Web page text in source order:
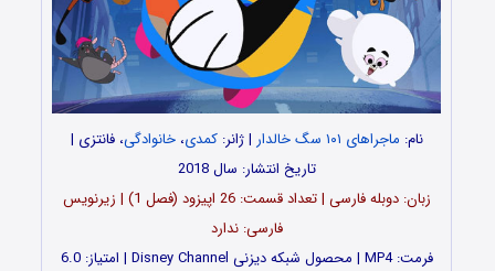
نام: ماجراهای ۱۰۱ سگ خالدار | ژانر:کمدی،خانوادگی، فانتزی |
تاریخ انتشار: سال 2018
زبان: دوبله فارسی | تعداد قسمت‌‌: 26 اپیزود (فصل 1) | زیرنویس
فارسی: ندارد
فرمت: MP4 | محصول شبکه دیزنی Disney Channel | امتیاز: 6.0